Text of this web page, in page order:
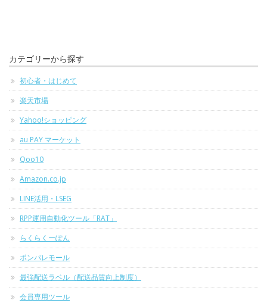
カテゴリーから探す
初心者・はじめて
楽天市場
Yahoo!ショッピング
au PAY マーケット
Qoo10
Amazon.co.jp
LINE活用・LSEG
RPP運用自動化ツール「RAT」
らくらくーぽん
ポンパレモール
最強配送ラベル（配送品質向上制度）
会員専用ツール